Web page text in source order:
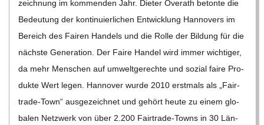
S
C
H
zeich­nung im kom­men­den Jahr. Die­ter Ove­r­ath betonte die
Bedeu­tung der kon­ti­nu­ier­li­chen Ent­wick­lung Han­no­vers im
Bereich des Fai­ren Han­dels und die Rolle der Bil­dung für die
nächste Gene­ra­tion. Der Faire Han­del wird immer wich­ti­ger,
da mehr Men­schen auf umwelt­ge­rechte und sozial faire Pro­
dukte Wert legen. Han­no­ver wurde 2010 erst­mals als „Fair­­
trade-Town“ aus­ge­zeich­net und gehört heute zu einem glo­
ba­len Netz­werk von über 2.200 Fair­­trade-Towns in 30 Län­